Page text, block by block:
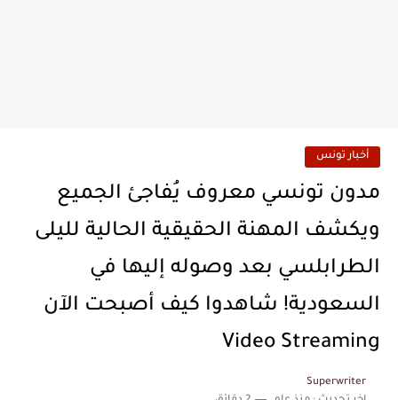
أخبار تونس
مدون تونسي معروف يُفاجئ الجميع
ويكشف المهنة الحقيقية الحالية لليلى
الطرابلسي بعد وصوله إليها في
السعودية! شاهدوا كيف أصبحت الآن
Video Streaming
Superwriter